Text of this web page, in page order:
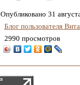
Опубликовано 31
Блог пользователя
2990 просмотров